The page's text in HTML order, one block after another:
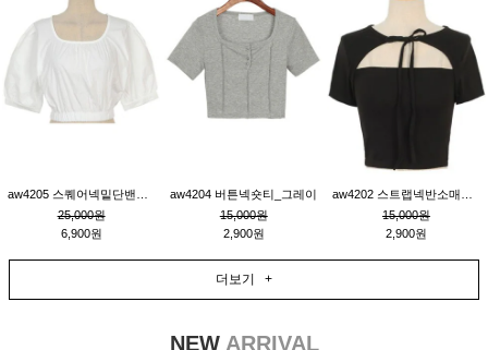
25,000원
6,900원
aw4204 버튼넥숏티_그레이
15,000원
2,900원
15,000원
2,900원
더보기 +
NEWARRIVAL